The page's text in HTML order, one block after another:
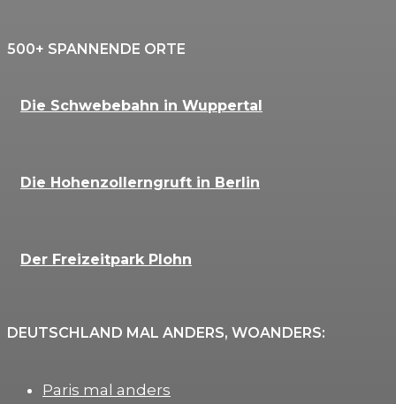
500+ SPANNENDE ORTE
Die Schwebebahn in Wuppertal
Die Hohenzollerngruft in Berlin
Der Freizeitpark Plohn
DEUTSCHLAND MAL ANDERS, WOANDERS:
Paris mal anders